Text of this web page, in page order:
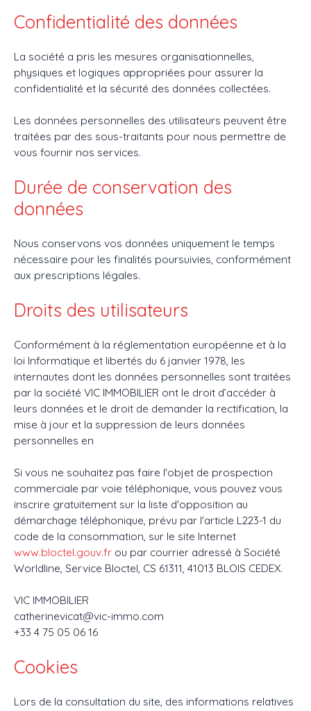
Confidentialité des données
La société a pris les mesures organisationnelles,
physiques et logiques appropriées pour assurer la
confidentialité et la sécurité des données collectées.
Les données personnelles des utilisateurs peuvent être
traitées par des sous-traitants pour nous permettre de
vous fournir nos services.
Durée de conservation des
données
Nous conservons vos données uniquement le temps
nécessaire pour les finalités poursuivies, conformément
aux prescriptions légales.
Droits des utilisateurs
Conformément à la réglementation européenne et à la
loi Informatique et libertés du 6 janvier 1978, les
internautes dont les données personnelles sont traitées
par la société VIC IMMOBILIER ont le droit d’accéder à
leurs données et le droit de demander la rectification, la
mise à jour et la suppression de leurs données
personnelles en
Si vous ne souhaitez pas faire l'objet de prospection
commerciale par voie téléphonique, vous pouvez vous
inscrire gratuitement sur la liste d'opposition au
démarchage téléphonique, prévu par l'article L223-1 du
code de la consommation, sur le site Internet
www.bloctel.gouv.fr ou par courrier adressé à Société
Worldline, Service Bloctel, CS 61311, 41013 BLOIS CEDEX.
VIC IMMOBILIER
catherinevicat@vic-immo.com
+33 4 75 05 06 16
Cookies
Lors de la consultation du site, des informations relatives